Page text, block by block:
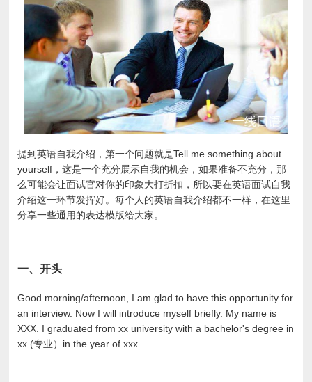
提到英语自我介绍，第一个问题就是Tell me something about
yourself，这是一个充分展示自我的机会，如果准备不充分，那
么可能会让面试官对你的印象大打折扣，所以要在英语面试自我
介绍这一环节发挥好。每个人的英语自我介绍都不一样，在这里
分享一些通用的表达模版给大家。
一、开头
Good morning/afternoon, I am glad to have this opportunity for
an interview. Now I will introduce myself briefly. My name is
XXX. I graduated from xx university with a bachelor's degree in
xx (专业）in the year of xxx